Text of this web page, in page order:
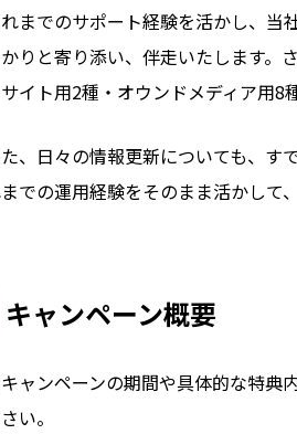
までのサポート経験を活かし、当
りと寄り添い、伴走いたします。
サイト用2種・オウンドメディア用8
、日々の情報更新についても、す
での運用経験をそのまま活かして
キャンペーン概要
ャンペーンの期間や具体的な特典
い。